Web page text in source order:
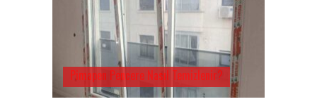
Pimapen Pencere Nasıl Temizlenir?